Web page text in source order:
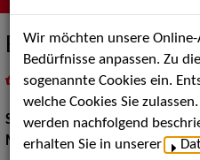
Ensemble Kolorit
inMeine Merklistelegen
Show:Musik Shows
Musik Shows:Sonstiges,
Wir möchten unsere
Bedürfnisse anpassen. Zu
sogenannte Cookies ein.
welche Cookies Sie
werden nachfolgend
erhalten Sie in unserer